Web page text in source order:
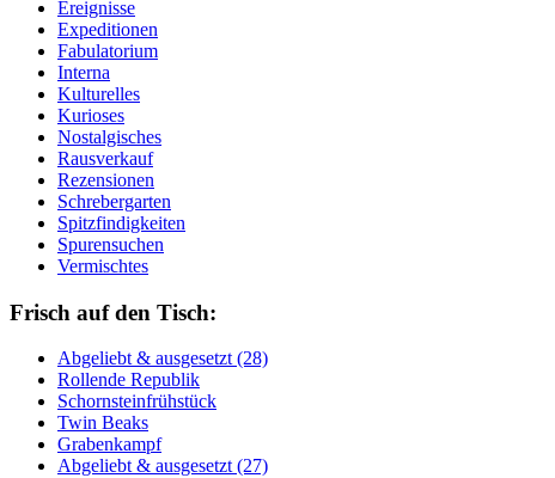
Ereignisse
Expeditionen
Fabulatorium
Interna
Kulturelles
Kurioses
Nostalgisches
Rausverkauf
Rezensionen
Schrebergarten
Spitzfindigkeiten
Spurensuchen
Vermischtes
Frisch auf den Tisch:
Ab­ge­liebt & aus­ge­setzt (28)
Rol­len­de Re­pu­blik
Schorn­stein­früh­stück
Twin Beaks
Gra­ben­kampf
Ab­ge­liebt & aus­ge­setzt (27)